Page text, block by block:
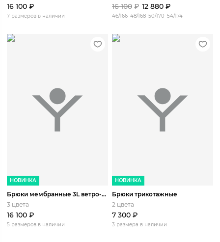
16 100 ₽
7 размеров в наличии
16 100 ₽ 12 880 ₽
46/166 48/168 50/170 54/174
НОВИНКА
Брюки мембранные 3L ветро-влагозащитные Катунь
3 цвета
16 100 ₽
5 размеров в наличии
НОВИНКА
Брюки трикотажные
2 цвета
7 300 ₽
3 размера в наличии